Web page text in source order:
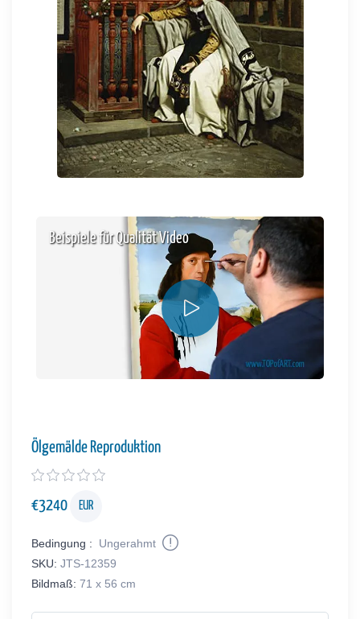
Beispiele für Qualität Video
Ölgemälde Reproduktion
€3240 EUR
Bedingung :
Ungerahmt
SKU: JTS-12359
Bildmaß: 71 x 56 cm